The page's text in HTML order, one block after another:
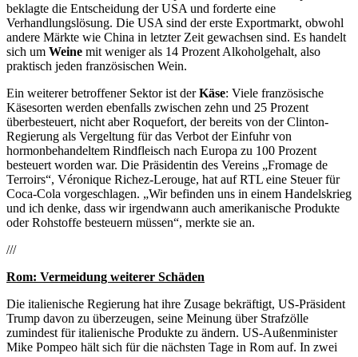
beklagte die Entscheidung der USA und forderte eine
Verhandlungslösung. Die USA sind der erste Exportmarkt, obwohl
andere Märkte wie China in letzter Zeit gewachsen sind. Es handelt
sich um Weine mit weniger als 14 Prozent Alkoholgehalt, also
praktisch jeden französischen Wein.
Ein weiterer betroffener Sektor ist derKäse: Viele französische
Käsesorten werden ebenfalls zwischen zehn und 25 Prozent
überbesteuert, nicht aber Roquefort, der bereits von der Clinton-
Regierung als Vergeltung für das Verbot der Einfuhr von
hormonbehandeltem Rindfleisch nach Europa zu 100 Prozent
besteuert worden war. Die Präsidentin des Vereins „Fromage de
Terroirs“, Véronique Richez-Lerouge, hat auf RTL eine Steuer für
Coca-Cola vorgeschlagen. „Wir befinden uns in einem Handelskrieg
und ich denke, dass wir irgendwann auch amerikanische Produkte
oder Rohstoffe besteuern müssen“, merkte sie an.
///
Rom: Vermeidung weiterer Schäden
Die italienische Regierung hat ihre Zusage bekräftigt, US-Präsident
Trump davon zu überzeugen, seine Meinung über Strafzölle
zumindest für italienische Produkte zu ändern. US-Außenminister
Mike Pompeo hält sich für die nächsten Tage in Rom auf. In zwei